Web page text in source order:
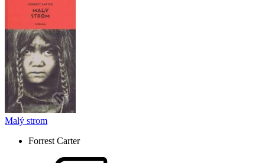
Malý strom
Forrest Carter